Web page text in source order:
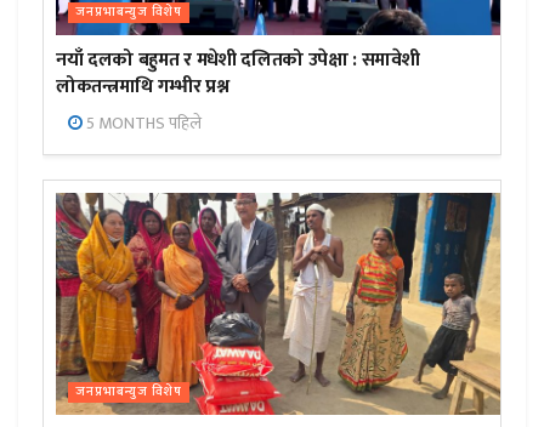
जनप्रभाबन्युज विशेष
नयाँ दलको बहुमत र मधेशी दलितको उपेक्षा : समावेशी
लोकतन्त्रमाथि गम्भीर प्रश्न
5 MONTHS पहिले
जनप्रभाबन्युज विशेष